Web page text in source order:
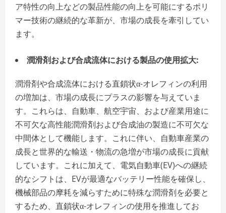
ア特性の向上などの製品性能の向上を可能にするポリ
マー技術の継続的な革新が、市場の成長を牽引してい
ます。
潤滑剤および合成流体における製品の使用拡大:
潤滑剤や合成流体における直鎖状α-オレフィンの利用
の増加は、市場の成長にプラスの影響を与えていま
す。これらは、自動車、航空宇宙、および産業用途に
不可欠な高性能潤滑剤および合成油の製造に不可欠な
中間体として機能します。これに伴い、自動車産業の
成長と世界的な輸送・物流の急増が市場の成長に貢献
しています。これに加えて、電気自動車(EV)への継続
的なシフトは、EVが最適なバッテリー性能を確保し、
機械部品の摩耗を減らすために特殊な潤滑剤を必要と
するため、直鎖状α-オレフィンの使用を推進してお